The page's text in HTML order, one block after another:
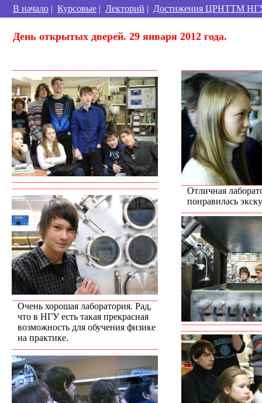
В начало | Курсовые | Лекторий | Достижения ЦРНТТМ
День открытых дверей. 29 января 2012 года.
Очень хорошая лаборатория. Рад,
что в НГУ есть такая прекрасная
возможность для обучения физике
на практике.
Отличная
понравилась